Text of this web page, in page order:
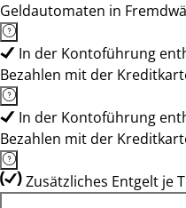
Geldautomaten in
In der Kontoführung
Bezahlen mit der
In der Kontoführung
Bezahlen mit der
Zusätzliches Entgelt je